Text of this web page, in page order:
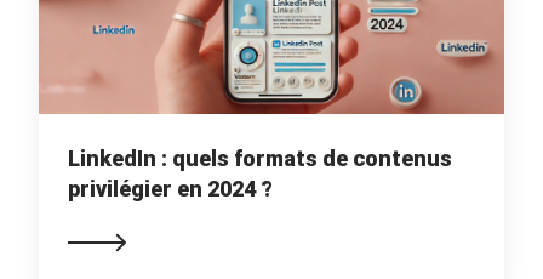
LinkedIn : quels formats de contenus
privilégier en 2024 ?